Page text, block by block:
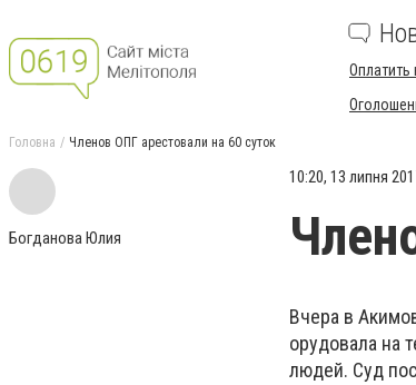
Головна Членов ОПГ арестовали на 60 суток
Богданова Юлия
10:20, 13 липня
Вчера в
орудовала на
людей. Суд